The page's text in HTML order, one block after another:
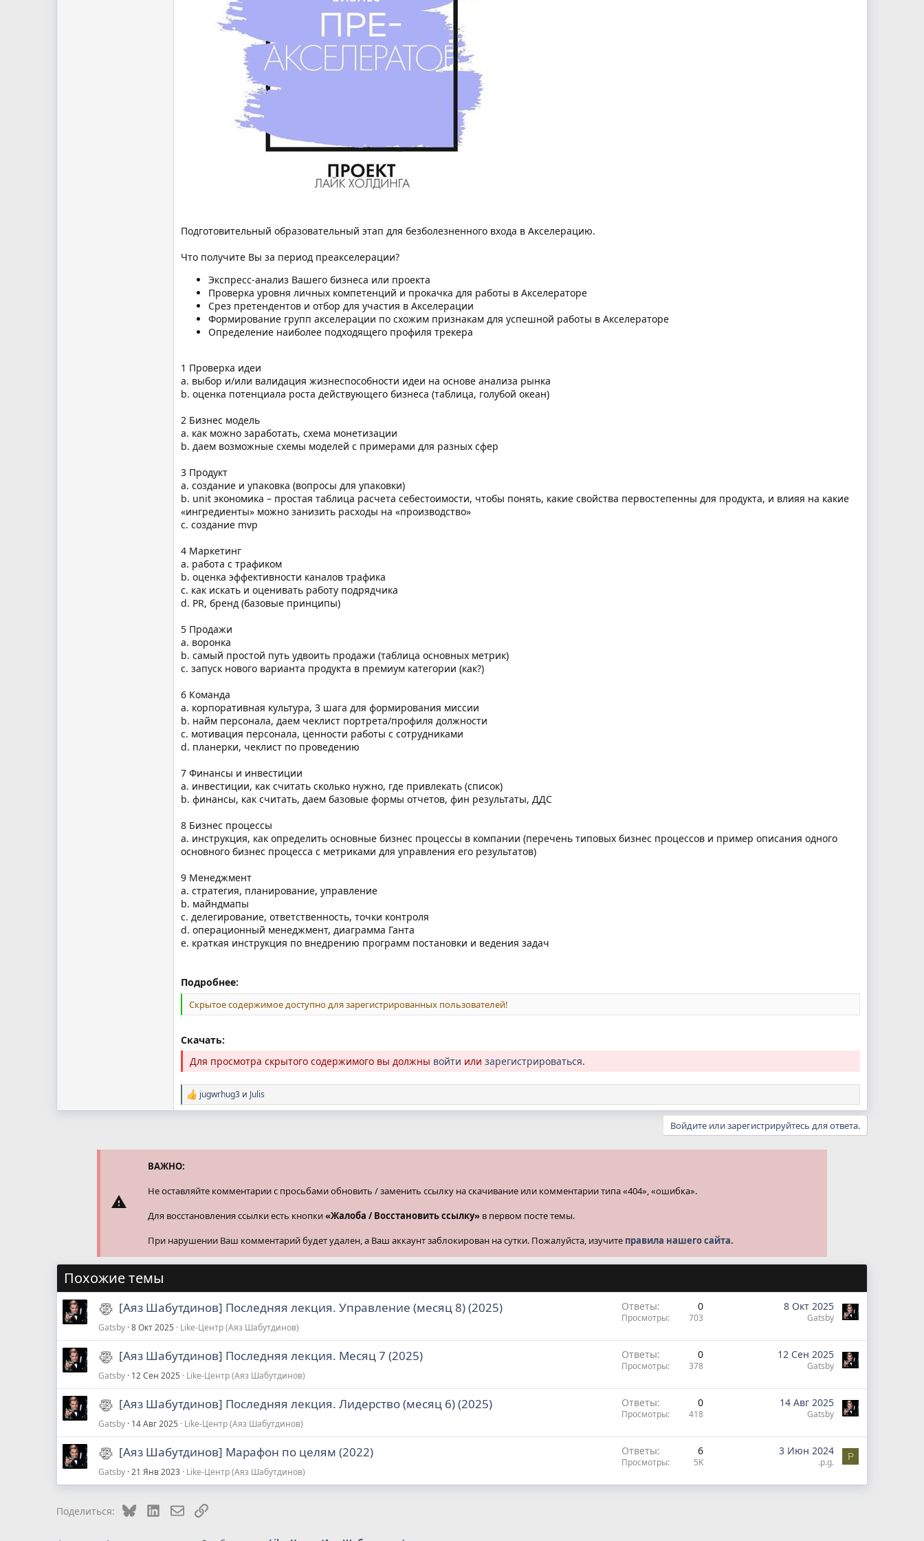
Подготовительный образовательный этап для безболезненного входа в Акселерацию.
Что получите Вы за период преакселерации?
Экспресс-анализ Вашего бизнеса или проекта
Проверка уровня личных компетенций и прокачка для работы в Акселераторе
Срез претендентов и отбор для участия в Акселерации
Формирование групп акселерации по схожим признакам для успешной работы в Акселераторе
Определение наиболее подходящего профиля трекера
1 Проверка идеи
a. выбор и/или валидация жизнеспособности идеи на основе анализа рынка
b. оценка потенциала роста действующего бизнеса (таблица, голубой океан)
2 Бизнес модель
a. как можно заработать, схема монетизации
b. даем возможные схемы моделей с примерами для разных сфер
3 Продукт
a. создание и упаковка (вопросы для упаковки)
b. unit экономика – простая таблица расчетa себестоимости, чтобы понять, какие свойства первостепенны для продукта, и влияя на какие
«ингредиенты» можно занизить расходы на «производство»
c. cоздание mvp
4 Маркетинг
a. работа с трафиком
b. оценка эффективности каналов трафика
c. как искать и оценивать работу подрядчика
d. PR, бренд (базовые принципы)
5 Продажи
a. воронка
b. самый простой путь удвоить продажи (таблица основных метрик)
c. запуск нового варианта продуктa в премиум категории (как?)
6 Команда
a. корпoративная культура, 3 шага для формирования миссии
b. найм персонала, даем чеклист портретa/профиля должности
c. мотивация персонала, ценности работы с сотрудниками
d. планерки, чеклист по проведению
7 Финансы и инвестиции
a. инвестиции, как считать сколько нужно, где привлекать (список)
b. финансы, как считать, даем базовые формы отчетов, фин результаты, ДДС
8 Бизнес процессы
a. инструкция, как определить основные бизнес процессы в компании (перечень типовых бизнес процессов и пример описания одного
основного бизнес процесса с метриками для управления его результатов)
9 Mенеджмент
a. стратегия, планирование, управление
b. майндмапы
c. делегирование, ответственность, точки контроля
d. операционный менеджмент, диаграмма Гантa
e. краткая инструкция по внедрению программ постановки и ведения задач
Подробнее:
Скрытое содержимое доступно для зарегистрированных пользователей!
Скачать:
Для просмотра скрытого содержимого вы должны войти или зарегистрироваться.
Р
е
и
jugwrhug3 и Julis
Войдите или зарегистрируйтесь для ответа.
ВАЖНО:
Не оставляйте комментарии с просьбами обновить / заменить ссылку на скачивание или комментарии типа «404», «ошибка».
Для восстановления ссылки есть кнопки«Жалоба / Восстановить ссылку» в первом посте темы.
При нарушении Ваш комментарий будет удален, а Ваш аккаунт заблокирован на сутки. Пожалуйста, изучите правила нашего сайта.
Похожие темы
[Аяз Шабутдинов] Последняя лекция. Управление (месяц 8) (2025)
Gatsby 8 Окт 2025 Like-Центр (Аяз Шабутдинов)
Ответы 0
Просмотры 703
8 Окт 2025
Gatsby
[Аяз Шабутдинов] Последняя лекция. Месяц 7 (2025)
Gatsby 12 Сен 2025 Like-Центр (Аяз Шабутдинов)
Ответы 0
Просмотры 378
12 Сен 2025
Gatsby
[Аяз Шабутдинов] Последняя лекция. Лидерство (месяц 6) (2025)
Gatsby 14 Авг 2025 Like-Центр (Аяз Шабутдинов)
Ответы 0
Просмотры 418
14 Авг 2025
Gatsby
[Аяз Шабутдинов] Марафон по целям (2022)
Gatsby 21 Янв 2023 Like-Центр (Аяз Шабутдинов)
Ответы 6
Просмотры 5K
3 Июн 2024
.p.g. P
Поделиться: BlueskyLinkedInЭлектронная почта
Ссылка